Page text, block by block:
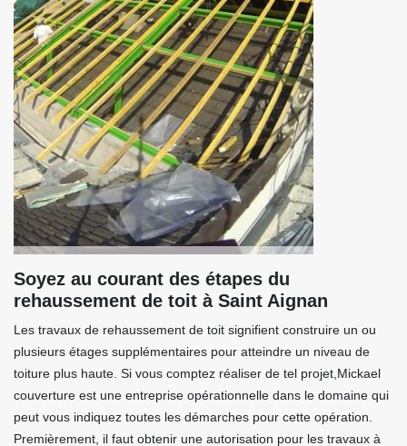
Soyez au courant des étapes du
rehaussement de toit à Saint Aignan
Les travaux de rehaussement de toit signifient construire un ou
plusieurs étages supplémentaires pour atteindre un niveau de
toiture plus haute. Si vous comptez réaliser de tel projet,Mickael
couverture est une entreprise opérationnelle dans le domaine qui
peut vous indiquez toutes les démarches pour cette opération.
Premièrement, il faut obtenir une autorisation pour les travaux à